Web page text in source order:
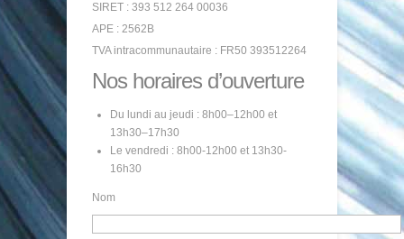
SIRET : 393 512 264 00036
APE : 2562B
TVA intracommunautaire : FR50 393512264
Nos horaires d’ouverture
Du lundi au jeudi : 8h00–12h00 et
13h30–17h30
Le vendredi : 8h00-12h00 et 13h30-
16h30
Nom